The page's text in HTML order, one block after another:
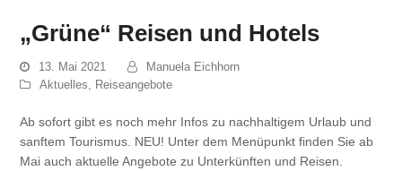
„Grüne“ Reisen und Hotels
13. Mai 2021
Manuela Eichhorn
Aktuelles, Reiseangebote
Ab sofort gibt es noch mehr Infos zu nachhaltigem Urlaub und
sanftem Tourismus. NEU! Unter dem Menüpunkt finden Sie ab
Mai auch aktuelle Angebote zu Unterkünften und Reisen.